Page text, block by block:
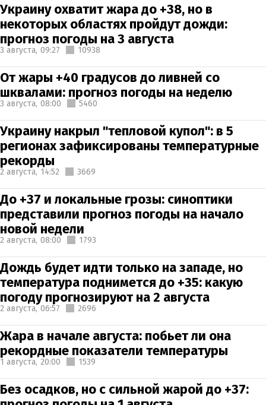
Украину охватит жара до +38, но в
некоторых областях пройдут дожди:
прогноз погоды на 3 августа
3 августа, 09:27 10938
От жары +40 градусов до ливней со
шквалами: прогноз погоды на неделю
3 августа, 08:00 5460
Украину накрыл "тепловой купол": в 5
регионах зафиксированы температурные
рекорды
2 августа, 14:52 3669
До +37 и локальные грозы: синоптики
представили прогноз погоды на начало
новой недели
2 августа, 08:00 1793
Дождь будет идти только на западе, но
температура поднимется до +35: какую
погоду прогнозируют на 2 августа
2 августа, 06:57 2696
Жара в начале августа: побьет ли она
рекордные показатели температуры
1 августа, 20:00 1539
Без осадков, но с сильной жарой до +37: